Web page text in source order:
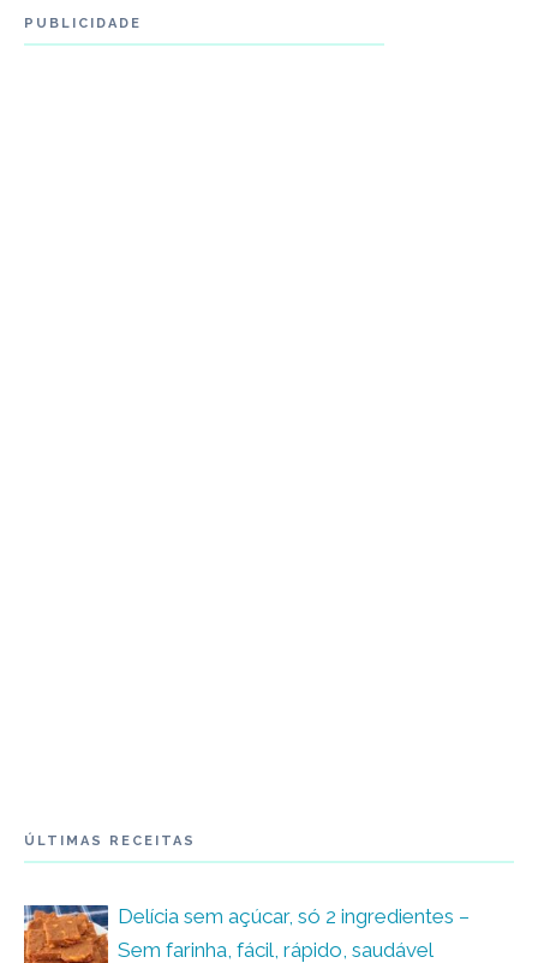
PUBLICIDADE
ÚLTIMAS RECEITAS
Delícia sem açúcar, só 2 ingredientes –
Sem farinha, fácil, rápido, saudável